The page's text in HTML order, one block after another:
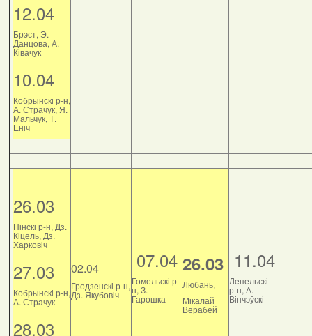
12.04
Брэст, Э.
Данцова, А.
Ківачук
10.04
Кобрынскі р-н,
А. Страчук, Я.
Мальчук, Т.
Еніч
26.03
Пінскі р-н, Дз.
Кіцель, Дз.
Харковіч
27.03
Кобрынскі р-н,
А. Страчук
28.03
02.04
Гродзенскі р-н,
Дз. Якубовіч
07.04
Гомельскі р-
н, З.
Гарошка
26.03
Любань,
Мікалай
Верабей
11.04
Лепельскі
р-н, А.
Вінчэўскі